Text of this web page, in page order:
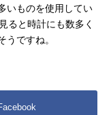
いものを使用してい
ると時計にも数多く
ですね。